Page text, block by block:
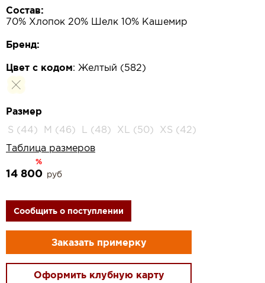
Состав:
70% Хлопок 20% Шелк 10% Кашемир
Бренд:
Цвет с кодом: Желтый (582)
Размер
S (44)
M (46) L (48) XL (50)
XS (42)
Таблица размеров
%
14 800 руб
Сообщить о поступлении
Заказать примерку
Оформить клубную карту